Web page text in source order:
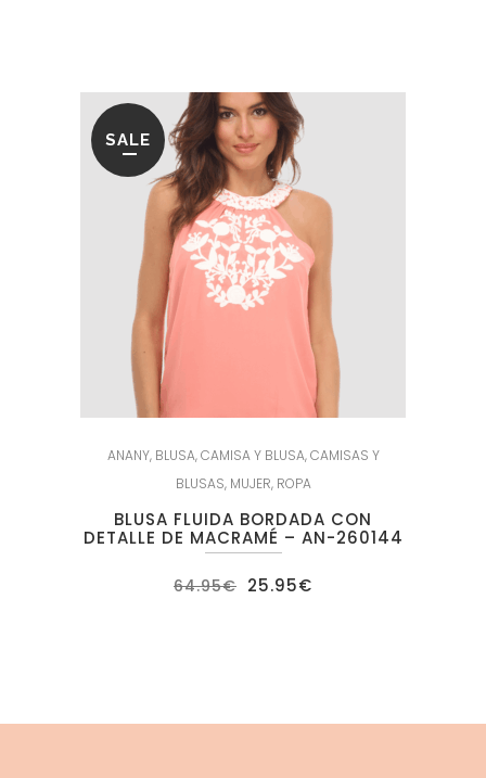
SALE
ANANY, BLUSA,CAMISA Y BLUSA,CAMISAS Y
BLUSAS, MUJER, ROPA
BLUSA FLUIDA BORDADA CON
DETALLE DE MACRAMÉ – AN-260144
64.95€ El
precio
25.95€